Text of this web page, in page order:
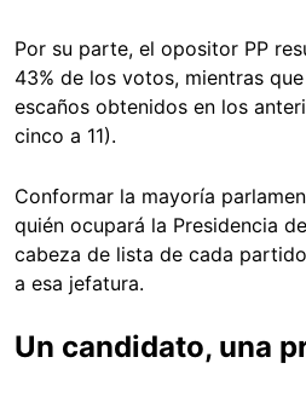
Por su parte, el opositor PP
43% de los votos, mientras
escaños obtenidos en los
cinco a 11).
Conformar la mayoría
quién ocupará la Presidencia
cabeza de lista de cada
a esa jefatura.
Un candidato, una